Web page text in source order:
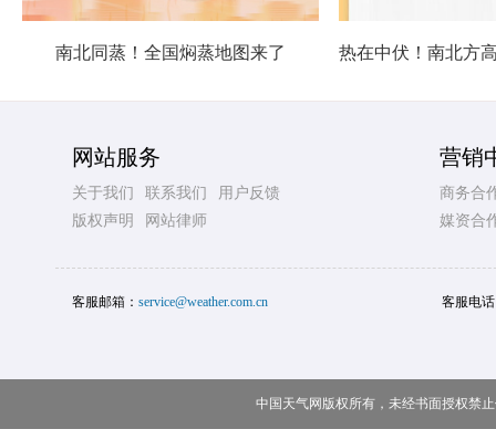
南北同蒸！全国焖蒸地图来了
网站服务
关于我们 联系我们
用户反馈
版权声明
网站律师
营销
商务合
媒资合
客服邮箱： service@weather.com.cn 客服电
中国天气网版权所有，未经书面授权